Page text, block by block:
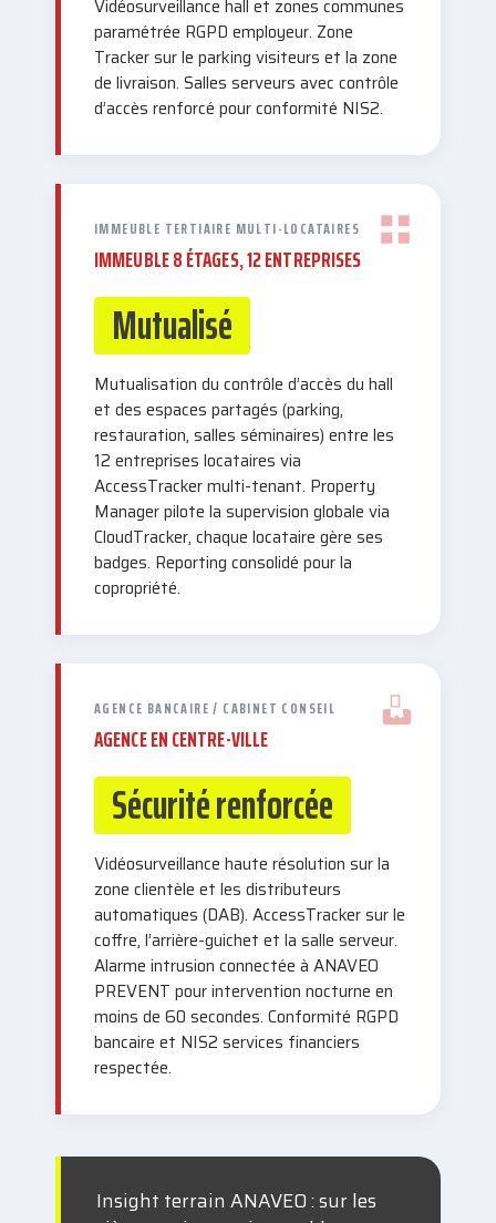
Vidéosurveillance hall et zones communes
paramétrée RGPD employeur. Zone
Tracker sur le parking visiteurs et la zone
de livraison. Salles serveurs avec contrôle
d’accès renforcé pour conformité NIS2.
IMMEUBLE TERTIAIRE MULTI-LOCATAIRES
IMMEUBLE 8 ÉTAGES, 12 ENTREPRISES
Mutualisé
Mutualisation du contrôle d’accès du hall
et des espaces partagés (parking,
restauration, salles séminaires) entre les
12 entreprises locataires via
AccessTracker multi-tenant. Property
Manager pilote la supervision globale via
CloudTracker, chaque locataire gère ses
badges. Reporting consolidé pour la
copropriété.
AGENCE BANCAIRE / CABINET CONSEIL
AGENCE EN CENTRE-VILLE
Sécurité renforcée
Vidéosurveillance haute résolution sur la
zone clientèle et les distributeurs
automatiques (DAB). AccessTracker sur le
coffre, l’arrière-guichet et la salle serveur.
Alarme intrusion connectée à ANAVEO
PREVENT pour intervention nocturne en
moins de 60 secondes. Conformité RGPD
bancaire et NIS2 services financiers
respectée.
Insight terrain ANAVEO : sur les